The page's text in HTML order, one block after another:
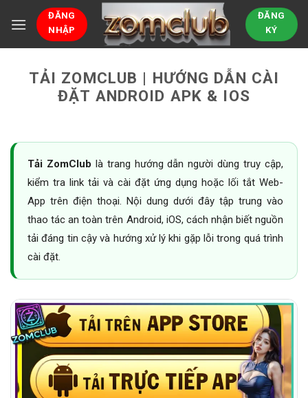
qua
ĐĂNG
NHẬP
ĐĂNG
KÝ
TẢI ZOMCLUB | HƯỚNG DẪN CÀI
ĐẶT ANDROID APK & IOS
Tải ZomClub là trang hướng dẫn người dùng truy cập,
kiểm tra link tải và cài đặt ứng dụng hoặc lối tắt Web-
App trên điện thoại. Nội dung dưới đây tập trung vào
thao tác an toàn trên Android, iOS, cách nhận biết nguồn
tải đáng tin cậy và hướng xử lý khi gặp lỗi trong quá trình
cài đặt.